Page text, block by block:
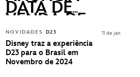
DATA DE
VENDA DE
INGRESSOS
PARA A D23
BRASIL -
UMA
NOVIDADES D23
Disney traz a experiência
D23 para o Brasil em
Novembro de 2024
11 de jan